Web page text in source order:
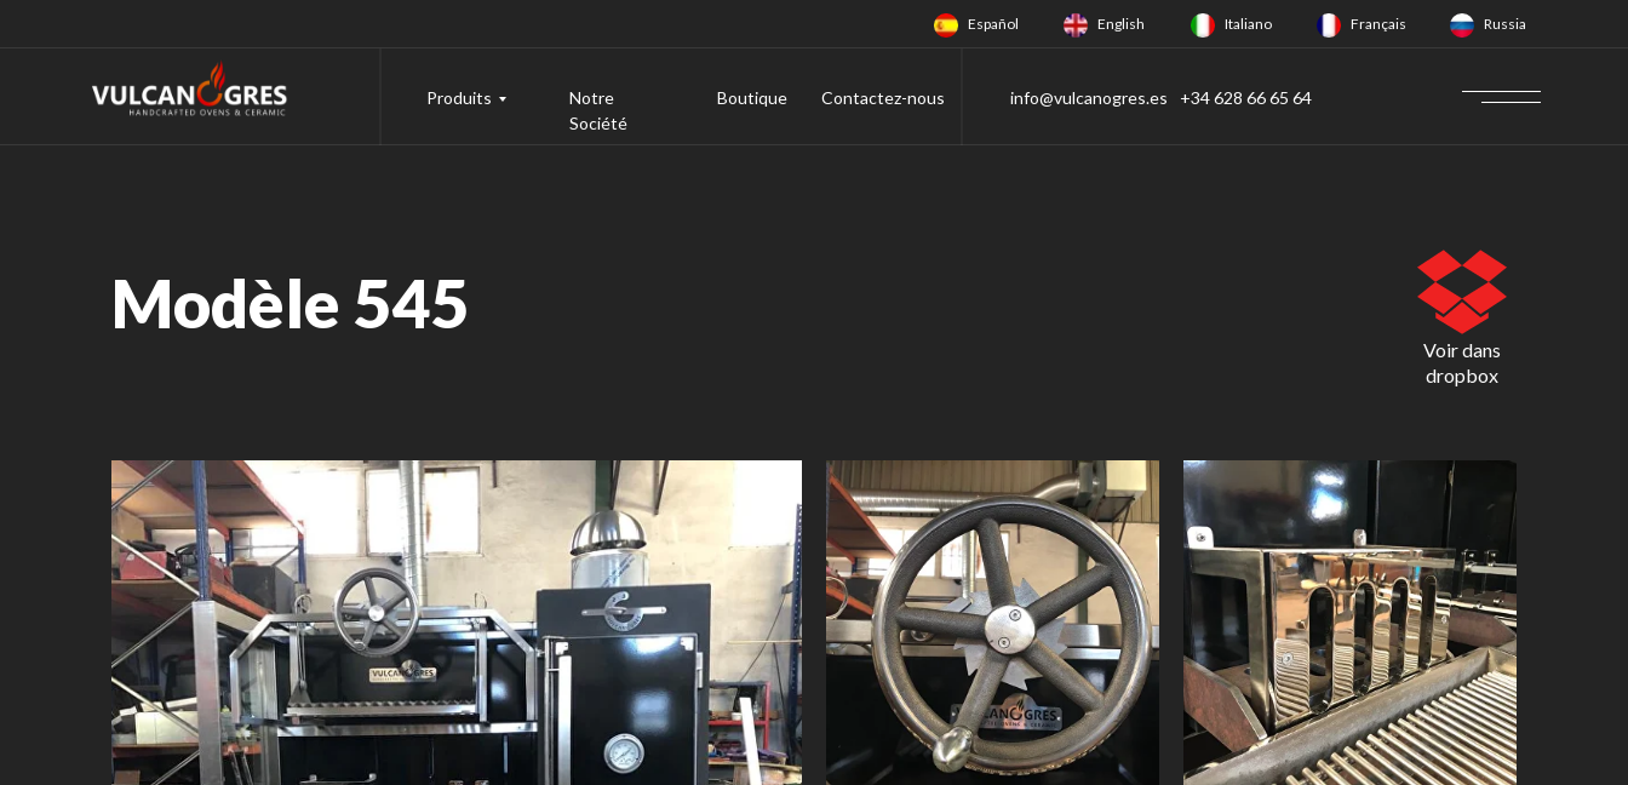
Español English Italiano Français Russia
Produits
Notre
Société
Boutique Contactez-nous info@vulcanogres.es +34 628 66 65 64
Modèle 545
Voir dans
dropbox